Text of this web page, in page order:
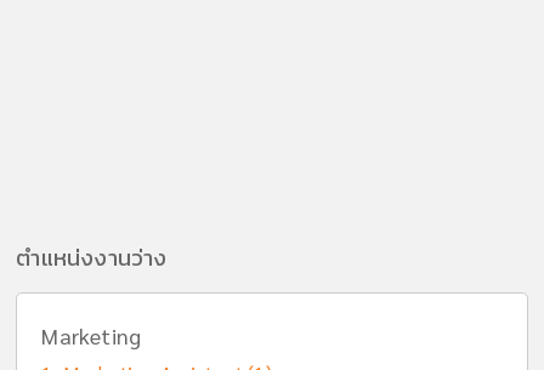
ตำแหน่งงานว่าง
Marketing